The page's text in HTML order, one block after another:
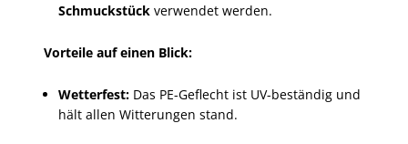
Schmuckstück verwendet werden.
Vorteile auf einen Blick:
Wetterfest: Das PE-Geflecht ist UV-beständig und
hält allen Witterungen stand.